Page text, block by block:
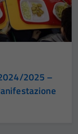
2025 –
e non